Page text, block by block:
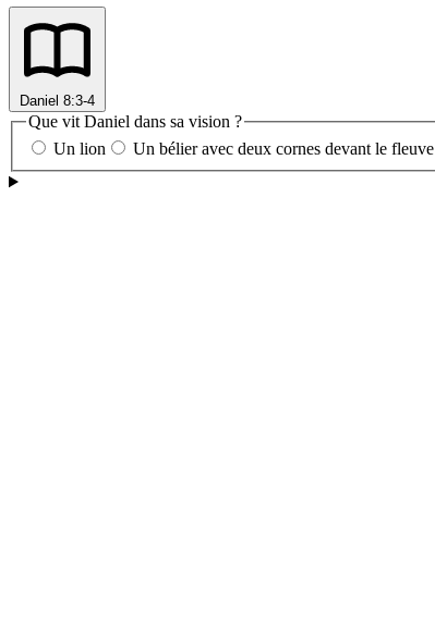
Daniel 8:3-4
Que vit Daniel dans sa vision ?
Un lion
Un bélier avec deux cornes devant le fleuve